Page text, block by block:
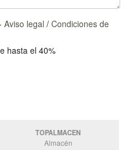
Aviso legal / Condiciones de
hasta el 40%
TOPALMACEN
Almacén